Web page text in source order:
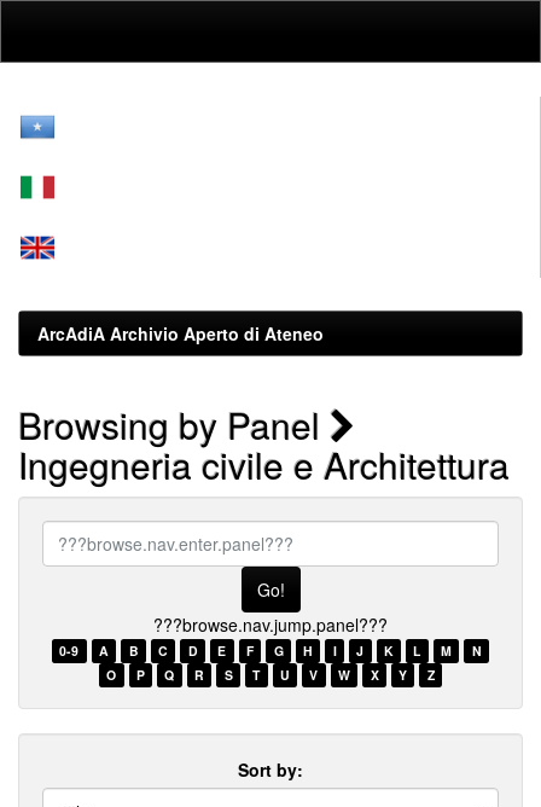
ArcAdiA Archivio Aperto di Ateneo
Browsing by Panel
Ingegneria civile e Architettura
???
browse.nav.enter.panel???
???browse.nav.jump.panel???
0-9 A B C D E F G H I J K L M
N
O
P Q R S T U V W X Y Z
Sort by: